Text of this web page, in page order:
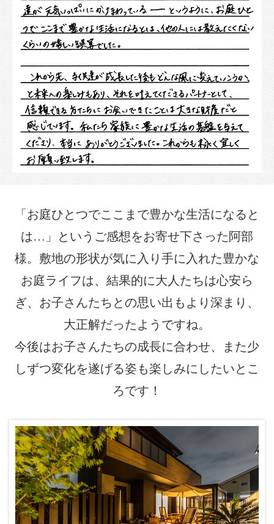
「お庭ひとつでここまで豊かな生活になると
は…」というご感想をお寄せ下さった阿部
様。敷地の形状が気に入り手に入れた豊かな
お庭ライフは、結果的に大人たちは心安ら
ぎ、お子さんたちとの思い出もより深まり、
大正解だったようですね。
今後はお子さんたちの成長に合わせ、また少
しずつ変化を遂げる姿も楽しみにしたいとこ
ろです！